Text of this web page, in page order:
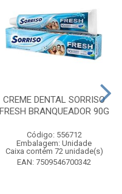
CREME DENTAL SORRISO
FRESH BRANQUEADOR 90G
Código: 556712
Embalagem: Unidade
Caixa contém 72 unidade(s)
EAN: 7509546700342